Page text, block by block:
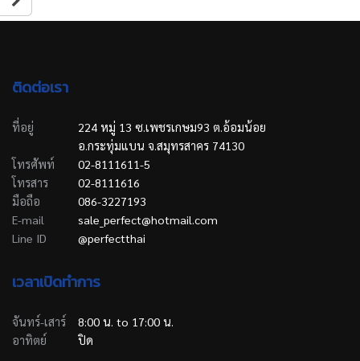
ติดต่อเรา
ที่อยู่
224 หมู่ 13 ซ.เพชรเกษม93 ต.อ้อมน้อย
อ.กระทุ่มแบน จ.สมุทรสาคร 74130
โทรศัพท์
02-8111611-5
โทรสาร
02-8111616
มือถือ
086-3227193
E-mail
sale_perfect@hotmail.com
Line ID
@perfectthai
เวลาเปิดทำการ
จันทร์-เสาร์
8:00 น. to 17:00 น.
อาทิตย์
ปิด